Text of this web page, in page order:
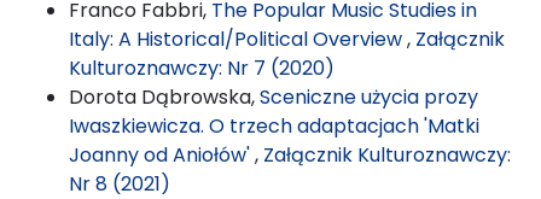
Franco Fabbri, The Popular Music Studies in
Italy: A Historical/Political Overview, Załącznik
Kulturoznawczy: Nr 7 (2020)
Dorota Dąbrowska,Sceniczne użycia prozy
Iwaszkiewicza. O trzech adaptacjach 'Matki
Joanny od Aniołów', Załącznik Kulturoznawczy:
Nr 8 (2021)